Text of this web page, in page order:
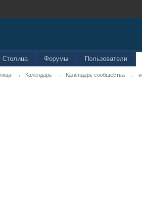
Форумы Пользователи
→ Календарь → Календарь сообщества →